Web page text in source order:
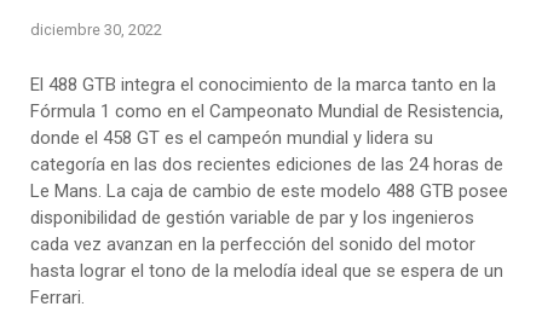
diciembre 30, 2022
El 488 GTB integra el conocimiento de la marca tanto en la
Fórmula 1 como en el Campeonato Mundial de Resistencia,
donde el 458 GT es el campeón mundial y lidera su
categoría en las dos recientes ediciones de las 24 horas de
Le Mans. La caja de cambio de este modelo 488 GTB posee
disponibilidad de gestión variable de par y los ingenieros
cada vez avanzan en la perfección del sonido del motor
hasta lograr el tono de la melodía ideal que se espera de un
Ferrari.